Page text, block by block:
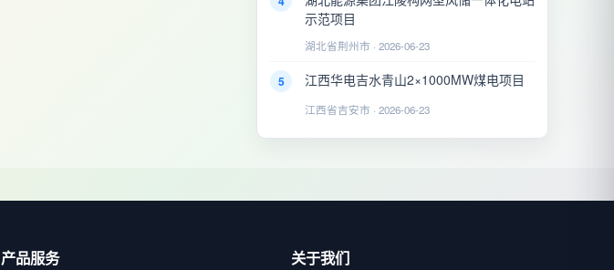
示范项目
湖北省荆州市 · 2026-06-23
5 江西华电吉水青山2×1000MW煤电项目
江西省吉安市 · 2026-06-23
产品服务 关于我们